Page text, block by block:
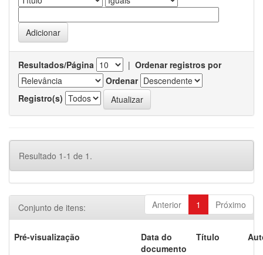
Resultados/Página | Ordenar registros por
Ordenar
Registro(s)
Resultado 1-1 de 1.
Anterior 1 Próximo
Conjunto de itens:
Pré-visualização
Data do
documento
Título